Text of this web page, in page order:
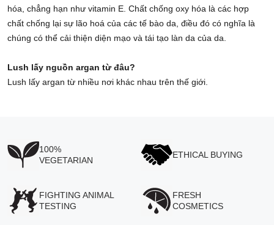
hóa, chẳng hạn như vitamin E. Chất chống oxy hóa là các hợp
chất chống lại sự lão hoá của các tế bào da, điều đó có nghĩa là
chúng có thể cải thiện diện mạo và tái tạo làn da của da.
Lush lấy nguồn argan từ đâu?
Lush lấy argan từ nhiều nơi khác nhau trên thế giới.
100%
VEGETARIAN
ETHICAL BUYING
FIGHTING ANIMAL
TESTING
FRESH
COSMETICS